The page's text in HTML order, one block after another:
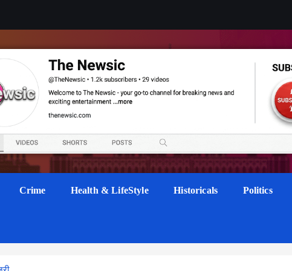
Crime Health & LifeStyle Historicals Politics